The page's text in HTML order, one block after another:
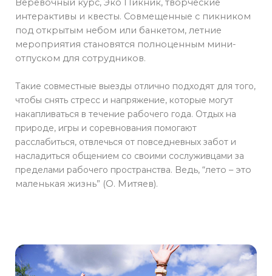
Веревочный курс, Эко Пикник, творческие
интерактивы и квесты. Совмещенные с пикником
под открытым небом или банкетом, летние
мероприятия становятся полноценным мини-
отпуском для сотрудников.
Такие совместные выезды отлично подходят для того,
чтобы снять стресс и напряжение, которые могут
накапливаться в течение рабочего года. Отдых на
природе, игры и соревнования помогают
расслабиться, отвлечься от повседневных забот и
насладиться общением со своими сослуживцами за
пределами рабочего пространства. Ведь, “лето – это
маленькая жизнь” (О. Митяев).